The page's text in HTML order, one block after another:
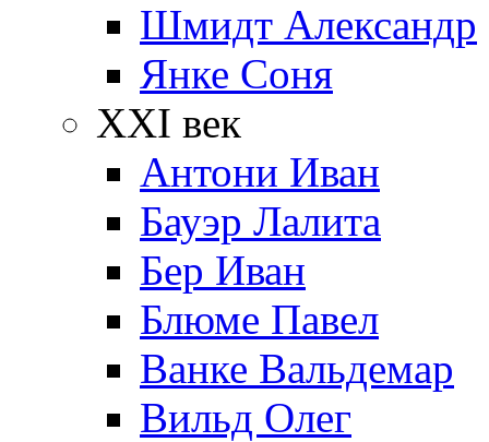
Шмидт Александр
Янке Соня
XXI век
Антони Иван
Бауэр Лалита
Бер Иван
Блюме Павел
Ванке Вальдемар
Вильд Олег